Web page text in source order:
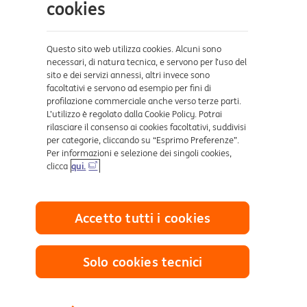
Dove ci trovi
Certificazioni
Collegamenti utili
Mappa del sito
Sezione Privacy
cookies
Questo sito web utilizza cookies. Alcuni sono
necessari, di natura tecnica, e servono per l’uso del
sito e dei servizi annessi, altri invece sono
facoltativi e servono ad esempio per fini di
profilazione commerciale anche verso terze parti.
L’utilizzo è regolato dalla Cookie Policy. Potrai
rilasciare il consenso ai cookies facoltativi, suddivisi
per categorie, cliccando su “Esprimo Preferenze”.
Per informazioni e selezione dei singoli cookies,
clicca qui.
Solo cookies tecnici
Accetto tutti i cookies